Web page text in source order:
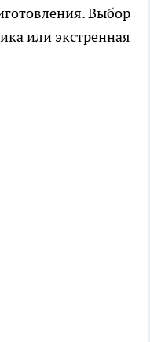
Выбор
или экстренная